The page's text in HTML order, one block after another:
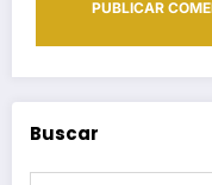
Buscar